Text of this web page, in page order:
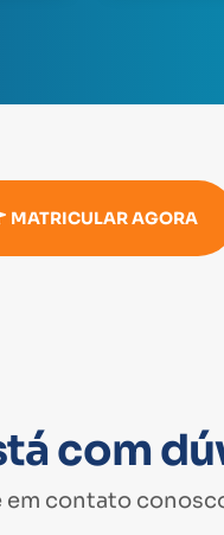
MATRICULAR AGORA
com
em contato